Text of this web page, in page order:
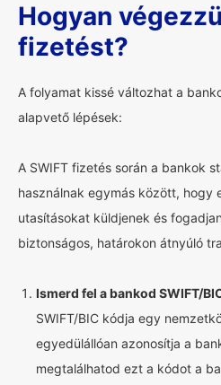
Hogyan
fizetést?
A folyamat kissé változhat a
alapvető lépések:
A SWIFT fizetés során a bankok
használnak egymás között, hogy
utasításokat küldjenek és
biztonságos, határokon átnyúló
Ismerd fel a bankod SWIFT/
SWIFT/BIC kódja egy
egyedülállóan azonosítja a
megtalálhatod ezt a kódot a